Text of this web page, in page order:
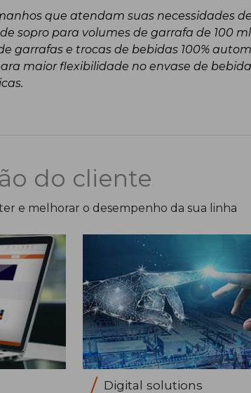
que atendam suas necessidades
sopro para volumes de garrafa de 100 ml
garrafas e trocas de bebidas 100%
maior flexibilidade no envase de
do cliente
e melhorar o desempenho da sua linha
Digital solutions